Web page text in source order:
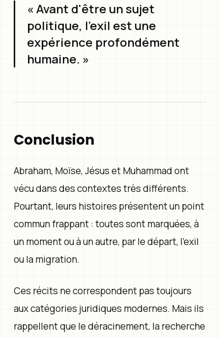
« Avant d'être un sujet
politique, l'exil est une
expérience profondément
humaine. »
Conclusion
Abraham, Moïse, Jésus et Muhammad ont
vécu dans des contextes très différents.
Pourtant, leurs histoires présentent un point
commun frappant : toutes sont marquées, à
un moment ou à un autre, par le départ, l'exil
ou la migration.
Ces récits ne correspondent pas toujours
aux catégories juridiques modernes. Mais ils
rappellent que le déracinement, la recherche